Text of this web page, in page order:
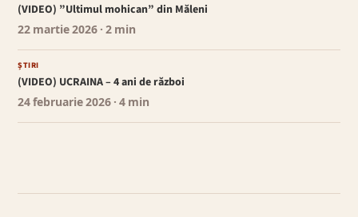
(VIDEO) ”Ultimul mohican” din Măleni
22 martie 2026 · 2 min
ȘTIRI
(VIDEO) UCRAINA – 4 ani de război
24 februarie 2026 · 4 min